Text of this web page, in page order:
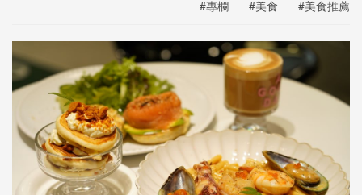
#專欄 #美食 #美食推薦